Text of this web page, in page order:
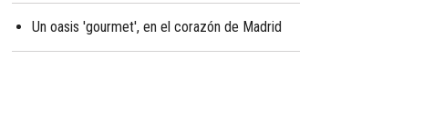
Un oasis 'gourmet', en el corazón de Madrid